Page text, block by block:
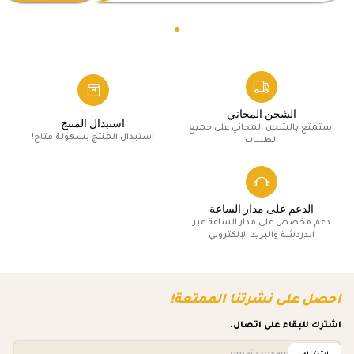
الشحن المجاني
استمتع بالشحن المجاني على جميع
الطلبات
استبدال المنتج
استبدال المنتج بسهولة متاح!
الدعم على مدار الساعة
دعم مخصص على مدار الساعة عبر
الدردشة والبريد الإلكتروني
احصل على نشرتنا الممتعة!
اشترك للبقاء على اتصال.